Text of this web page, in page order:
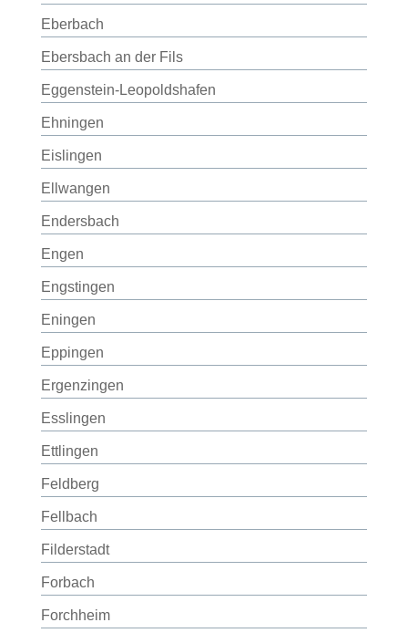
Eberbach
Ebersbach an der Fils
Eggenstein-Leopoldshafen
Ehningen
Eislingen
Ellwangen
Endersbach
Engen
Engstingen
Eningen
Eppingen
Ergenzingen
Esslingen
Ettlingen
Feldberg
Fellbach
Filderstadt
Forbach
Forchheim